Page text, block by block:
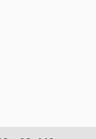
slide
carousel slide